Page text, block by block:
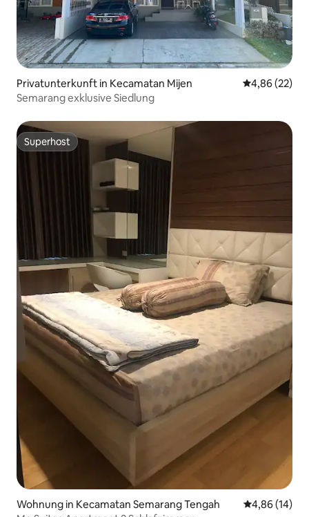
Privatunterkunft in Kecamatan Mijen
4,86 (22)
Semarang exklusive Siedlung
Superhost
Superhost
Wohnung in Kecamatan Semarang Tengah
4,86 (14)